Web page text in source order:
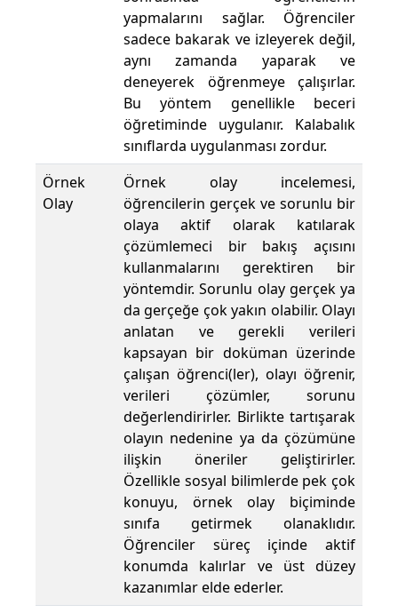
yapmalarını sağlar. Öğrenciler
sadece bakarak ve izleyerek değil,
aynı zamanda yaparak ve
deneyerek öğrenmeye çalışırlar.
Bu yöntem genellikle beceri
öğretiminde uygulanır. Kalabalık
sınıflarda uygulanması zordur.
Örnek
Olay
Örnek olay incelemesi,
öğrencilerin gerçek ve sorunlu bir
olaya aktif olarak katılarak
çözümlemeci bir bakış açısını
kullanmalarını gerektiren bir
yöntemdir. Sorunlu olay gerçek ya
da gerçeğe çok yakın olabilir. Olayı
anlatan ve gerekli verileri
kapsayan bir doküman üzerinde
çalışan öğrenci(ler), olayı öğrenir,
verileri çözümler, sorunu
değerlendirirler. Birlikte tartışarak
olayın nedenine ya da çözümüne
ilişkin öneriler geliştirirler.
Özellikle sosyal bilimlerde pek çok
konuyu, örnek olay biçiminde
sınıfa getirmek olanaklıdır.
Öğrenciler süreç içinde aktif
konumda kalırlar ve üst düzey
kazanımlar elde ederler.